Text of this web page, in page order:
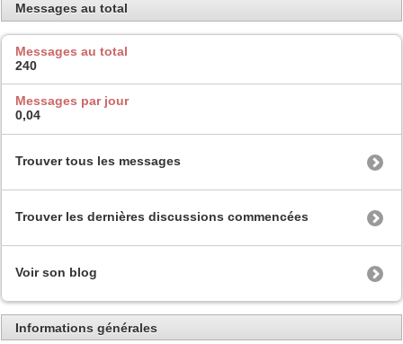
Messages au total
Messages au total
240
Messages par jour
0,04
Trouver tous les messages
Trouver les dernières discussions commencées
Voir son blog
Informations générales